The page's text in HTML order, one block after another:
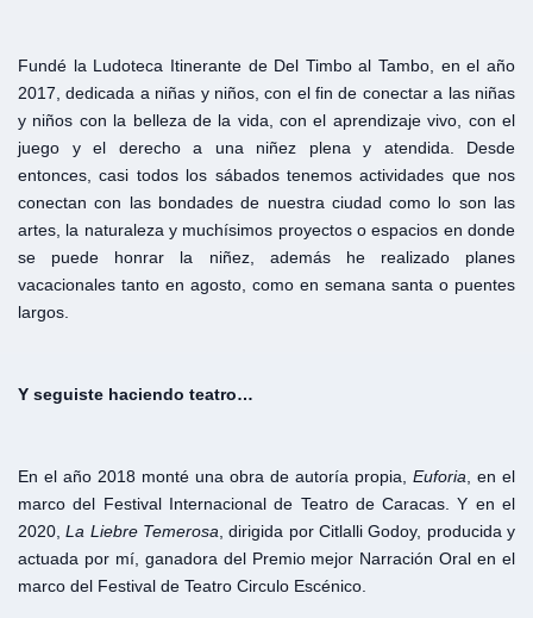
Fundé la Ludoteca Itinerante de Del Timbo al Tambo, en el año
2017, dedicada a niñas y niños, con el fin de conectar a las niñas
y niños con la belleza de la vida, con el aprendizaje vivo, con el
juego y el derecho a una niñez plena y atendida. Desde
entonces, casi todos los sábados tenemos actividades que nos
conectan con las bondades de nuestra ciudad como lo son las
artes, la naturaleza y muchísimos proyectos o espacios en donde
se puede honrar la niñez, además he realizado planes
vacacionales tanto en agosto, como en semana santa o puentes
largos.
Y seguiste haciendo teatro…
En el año 2018 monté una obra de autoría propia, Euforia , en el
marco del Festival Internacional de Teatro de Caracas. Y en el
2020,La Liebre Temerosa , dirigida por Citlalli Godoy, producida y
actuada por mí, ganadora del Premio mejor Narración Oral en el
marco del Festival de Teatro Circulo Escénico.